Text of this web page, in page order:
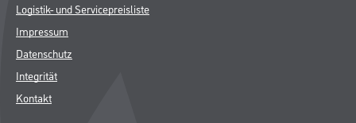
Logistik- und Servicepreisliste
Impressum
Datenschutz
Integrität
Kontakt